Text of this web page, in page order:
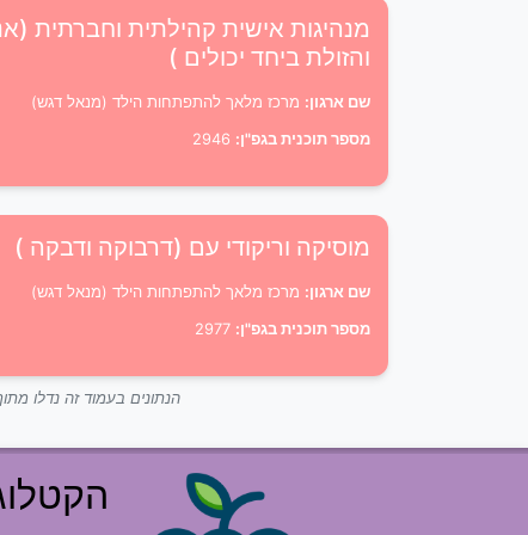
מנהיגות אישית קהילתית וחברתית
והזולת ביחד יכולים )
שם ארגון: מרכז מלאך להתפתחות הילד (מנאל דגש)
מספר תוכנית בגפ"ן:
מוסיקה וריקודי עם (דרבוקה ודבקה )
שם ארגון: מרכז מלאך להתפתחות הילד (מנאל דגש)
מספר תוכנית בגפ"ן:
הנתונים בעמוד זה נדלו